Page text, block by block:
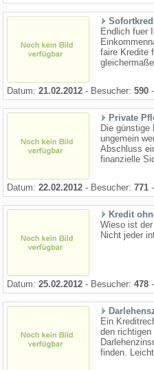
Endlich fuer
faire Kredite
Datum: 21.02.2012 - Besucher: 590
Private
Die günstige
ungemein
Abschluss
finanzielle
Datum: 22.02.2012 - Besucher: 771
Kredit
Wieso ist
Nicht jeder
Datum: 25.02.2012 - Besucher: 478
Ein
den
finden.